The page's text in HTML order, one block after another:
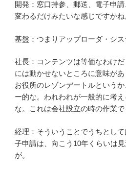
開発：窓口持参、郵送、電子申
変わるだけみたいな感じですかね
基盤：つまりアップローダ・シス
社長：コンテンツは等価なわけ
には動かせないところに意味があ
お役所のレゾンデートルという
ー的な。われわれが一般的に考
な。これは会社設立の時の作業で
経理：そういうことでうちとし
子申請は、向こう10年くらいは
が。